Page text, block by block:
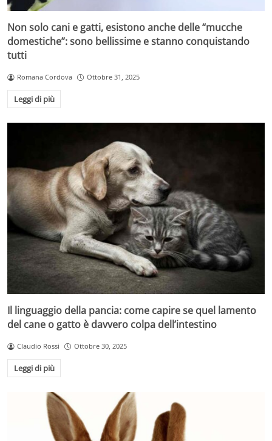
Non solo cani e gatti, esistono anche delle “mucche
domestiche”: sono bellissime e stanno conquistando
tutti
Romana Cordova Ottobre 31, 2025
Leggi di più
Il linguaggio della pancia: come capire se quel lamento
del cane o gatto è davvero colpa dell’intestino
Claudio Rossi Ottobre 30, 2025
Leggi di più